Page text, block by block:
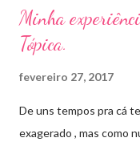
Minha
Tópica.
fevereiro 27, 2017
De uns tempos pra cá
exagerado , mas como